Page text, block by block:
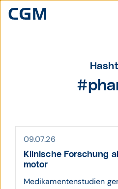
09.07.26
Klinische Forschung
motor
Medikamentenstudien